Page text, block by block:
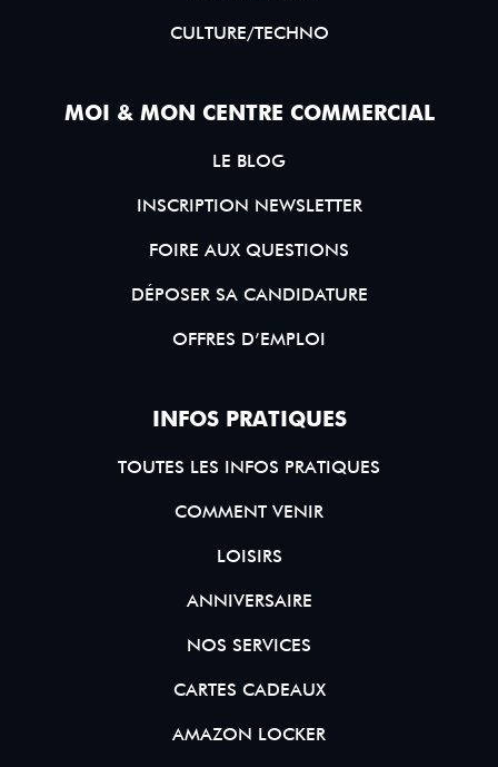
CULTURE/TECHNO
MOI & MON CENTRE COMMERCIAL
LE BLOG
INSCRIPTION NEWSLETTER
FOIRE AUX QUESTIONS
DÉPOSER SA CANDIDATURE
OFFRES D’EMPLOI
INFOS PRATIQUES
TOUTES LES INFOS PRATIQUES
COMMENT VENIR
LOISIRS
ANNIVERSAIRE
NOS SERVICES
CARTES CADEAUX
AMAZON LOCKER